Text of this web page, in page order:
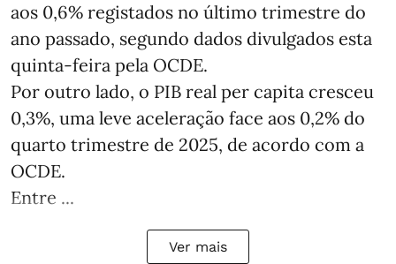
aos 0,6% registados no último trimestre do
ano passado, segundo dados divulgados esta
quinta-feira pela OCDE.
Por outro lado, o PIB real per capita cresceu
0,3%, uma leve aceleração face aos 0,2% do
quarto trimestre de 2025, de acordo com a
OCDE.
Entre ...
Ver mais